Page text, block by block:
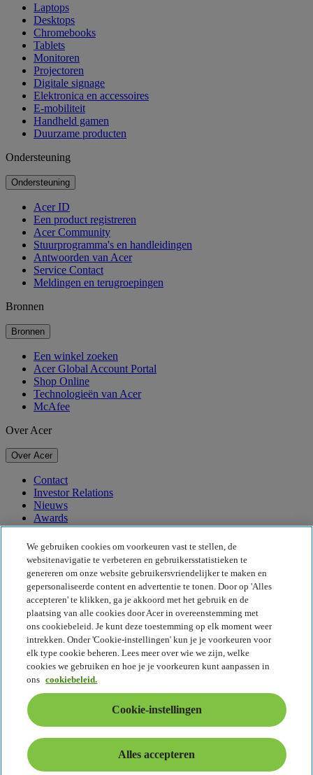
Laptops
Desktops
Chromebooks
Tablets
Monitoren
Projectoren
Digitale signage
Elektronica en accessoires
E-mobiliteit
Handheld gamen
Duurzame producten
Ondersteuning
Ondersteuning
Acer ID
Een product registreren
Acer Community
Stuurprogramma's en handleidingen
Antwoorden van Acer
Service Contact
Meldingen en terugroepingen
Bronnen
Bronnen
Een winkel zoeken
Acer Global Account Portal
Shop Online
Technologieën van Acer
McAfee
Over Acer
Over Acer
Contact
Investor Relations
Nieuws
Awards
Evenementen
Duurzaamheid
Duurzaamheid
Maatschappelijk verantwoord ondernemen
De CO2-voetafdruk van het product
Project Humanity
Earthion
Privacybeleid
Cookiebeleid
Juridische informatie
Aanvullende juridische informatie
Toegankelijkheidsbeleid
Cookie-instellingen
België - Nederlands
© 2026 Acer Inc.
We gebruiken cookies om voorkeuren vast te stellen, de
websitenavigatie te verbeteren en gebruikersstatistieken te
genereren om onze website gebruikersvriendelijker te maken en
gepersonaliseerde content en advertentie te tonen. Door op 'Alles
accepteren' te klikken, ga je akkoord met het gebruik en de
plaatsing van alle cookies door Acer in overeenstemming met
ons cookiebeleid. Je kunt deze toestemming op elk moment weer
intrekken. Onder 'Cookie-instellingen' kun je je voorkeuren voor
elk type cookie beheren. Lees meer over wie we zijn, welke
cookies we gebruiken en hoe je je voorkeuren kunt aanpassen in
ons cookiebeleid.
Cookie-instellingen
Alles accepteren